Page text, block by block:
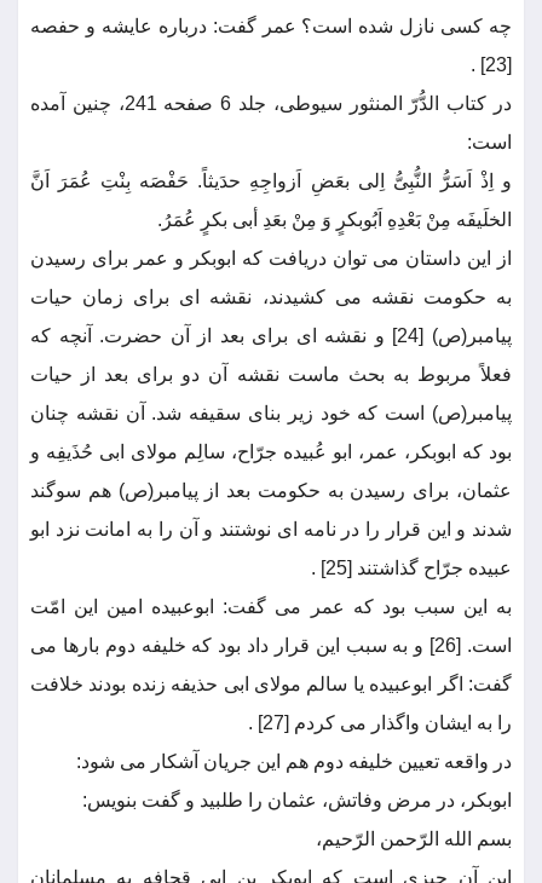
چه کسی نازل شده است؟ عمر گفت: درباره عایشه و حفصه
[23] .
در کتاب الدُّرّ المنثور سیوطی، جلد 6 صفحه 241، چنین آمده
است:
و اِذْ اَسَرُّ النُّبِیُّ اِلی بعَضِ اَزواجِهِ حدَیثاً. حَفْصَه بِنْتِ عُمَرَ اَنَّ
الخلَیفَه مِنْ بَعْدِهِ اَبُوبکرٍ وَ مِنْ بعَدِ أبی بکرٍ عُمَرُ.
از این داستان می توان دریافت که ابوبکر و عمر برای رسیدن
به حکومت نقشه می کشیدند، نقشه ای برای زمان حیات
پیامبر(ص) [24] و نقشه ای برای بعد از آن حضرت. آنچه که
فعلاً مربوط به بحث ماست نقشه آن دو برای بعد از حیات
پیامبر(ص) است که خود زیر بنای سقیفه شد. آن نقشه چنان
بود که ابوبکر، عمر، ابو عُبیده جرّاح، سالِم مولای ابی حُذَیفِه و
عثمان، برای رسیدن به حکومت بعد از پیامبر(ص) هم سوگند
شدند و این قرار را در نامه ای نوشتند و آن را به امانت نزد ابو
عبیده جرّاح گذاشتند [25] .
به این سبب بود که عمر می گفت: ابوعبیده امین این امّت
است. [26] و به سبب این قرار داد بود که خلیفه دوم بارها می
گفت: اگر ابوعبیده یا سالم مولای ابی حذیفه زنده بودند خلافت
را به ایشان واگذار می کردم [27] .
در واقعه تعیین خلیفه دوم هم این جریان آشکار می شود:
ابوبکر، در مرض وفاتش، عثمان را طلبید و گفت بنویس:
بسم الله الرّحمن الرّحیم،
این آن چیزی است که ابوبکر بن ابی قحافه به مسلمانان